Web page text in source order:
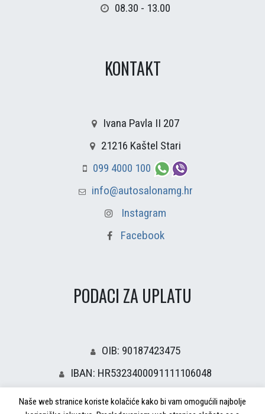
08.30 - 13.00
KONTAKT
Ivana Pavla II 207
21216 Kaštel Stari
099 4000 100
info@autosalonamg.hr
Instagram
Facebook
PODACI ZA UPLATU
OIB: 90187423475
IBAN: HR5323400091111106048
Naše web stranice koriste kolačiće kako bi vam omogućili najbolje